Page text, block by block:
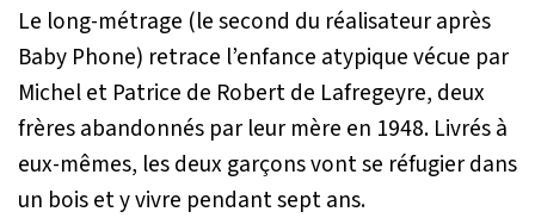
Le long-métrage (le second du réalisateur après
Baby Phone) retrace l’enfance atypique vécue par
Michel et Patrice de Robert de Lafregeyre, deux
frères abandonnés par leur mère en 1948. Livrés à
eux-mêmes, les deux garçons vont se réfugier dans
un bois et y vivre pendant sept ans.